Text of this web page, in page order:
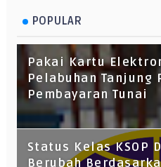
POPULAR
Pakai Kartu
Pelabuhan Tanjung
Pembayaran Tunai
Status Kelas KSOP
Berubah